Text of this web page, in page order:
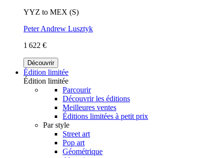
YYZ to MEX (S)
Peter Andrew Lusztyk
1 622 €
Découvrir
Édition limitée
Édition limitée
Parcourir
Découvrir les éditions
Meilleures ventes
Éditions limitées à petit prix
Par style
Street art
Pop art
Géométrique